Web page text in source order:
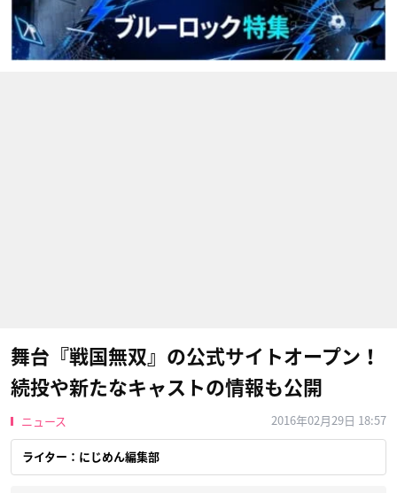
舞台『戦国無双』の公式サイトオープン！
続投や新たなキャストの情報も公開
ニュース 2016年02月29日 18:57
ライター：にじめん編集部